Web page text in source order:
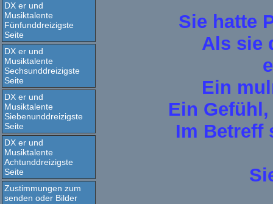
DX er und
Musiktalente
Fünfunddreizigste
Seite
DX er und
Musiktalente
Sechsunddreizigste
Seite
DX er und
Musiktalente
Siebenunddreizigste
Seite
DX er und
Musiktalente
Achtunddreizigste
Seite
Zustimmungen zum
senden oder Bilder
Sie hatte
Als sie
Ein
Ein
Im Betreff